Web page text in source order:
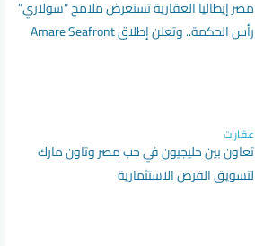
مصر إيطاليا العقارية تستعرض ملامح “سولاري”
رأس الحكمة.. وتعلن إطلاق Amare Seafront
عقارات
تعاون بين خليجيون في حب مصر وتاون مارك
لتسويق الفرص الاستثمارية